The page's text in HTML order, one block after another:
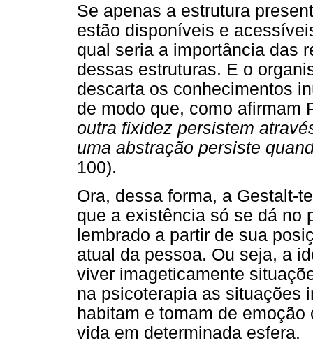
Se apenas a estrutura
estão disponíveis e
qual seria a importância das
dessas estruturas. E o
descarta os conhecimentos
de modo que, como afirmam
outra fixidez persistem
uma abstração persiste
100).
Ora, dessa forma, a Gestalt-
que a existência só se dá no
lembrado a partir de sua
atual da pessoa. Ou seja, a
viver imageticamente
na psicoterapia as situações
habitam e tomam de
vida em determinada esfera.